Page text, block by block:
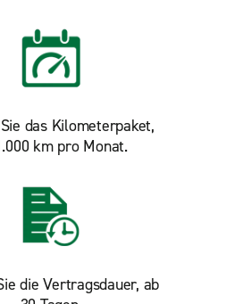
das Kilometerpaket,
km pro Monat.
die Vertragsdauer, ab